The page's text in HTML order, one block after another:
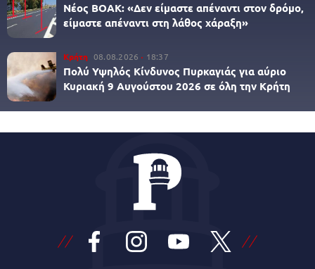
Νέος ΒΟΑΚ: «Δεν είμαστε απέναντι στον δρόμο,
είμαστε απέναντι στη λάθος χάραξη»
Κρήτη 08.08.2026 18:37
Πολύ Υψηλός Κίνδυνος Πυρκαγιάς για αύριο
Κυριακή 9 Αυγούστου 2026 σε όλη την Κρήτη